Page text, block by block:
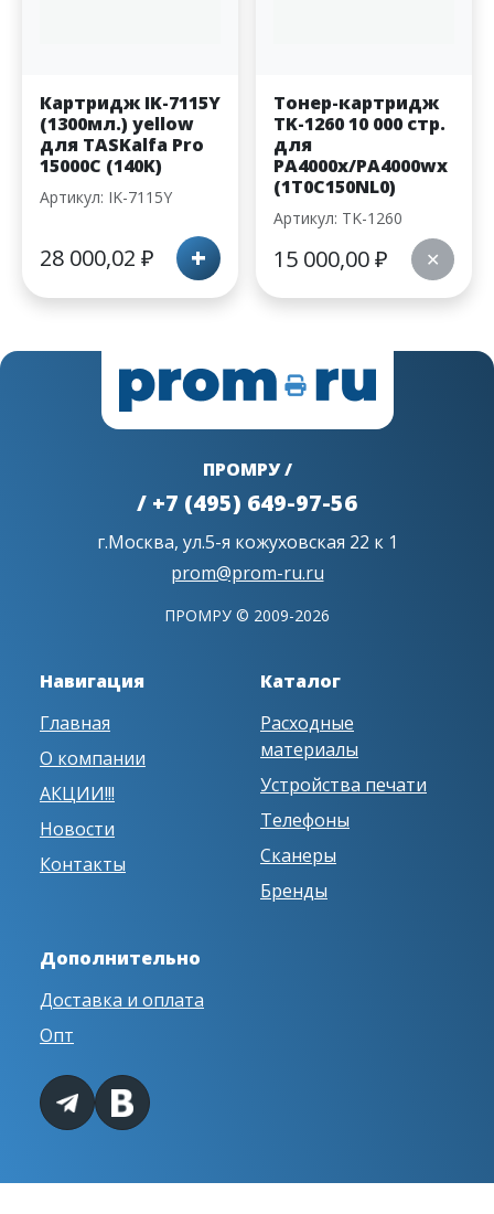
Картридж IK-7115Y
(1300мл.) yellow
для TASKalfa Pro
15000C (140K)
Артикул: IK-7115Y
28 000,02 ₽ +
Тонер-картридж
TK-1260 10 000 стр.
для
PA4000x/PA4000wx
(1T0C150NL0)
Артикул: TK-1260
15 000,00₽ ✕
ПРОМРУ /
/ +7 (495) 649-97-56
г.Москва, ул.5-я кожуховская 22 к 1
prom@prom-ru.ru
ПРОМРУ © 2009-2026
Навигация
Главная
О компании
АКЦИИ!!!
Новости
Контакты
Каталог
Расходные
материалы
Устройства печати
Телефоны
Сканеры
Бренды
Дополнительно
Доставка и оплата
Опт